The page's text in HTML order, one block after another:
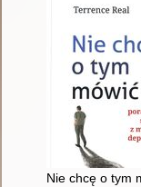
Nie chcę o tym